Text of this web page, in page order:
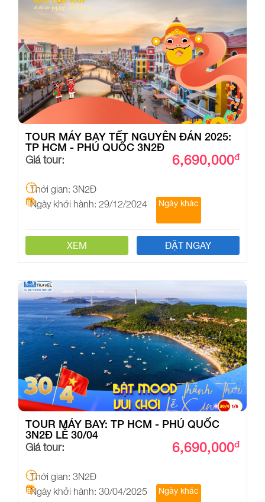
TOUR MÁY BAY TẾT NGUYÊN ĐÁN 2025:
TP HCM - PHÚ QUỐC 3N2Đ
Giá tour: 6,690,000đ
Thời gian: 3N2Đ
Ngày khởi hành: 29/12/2024
Ngày khác
XEM ĐẶT NGAY
TOUR MÁY BAY: TP HCM - PHÚ QUỐC
3N2Đ LỄ 30/04
Giá tour: 6,690,000đ
Thời gian: 3N2Đ
Ngày khởi hành: 30/04/2025
Ngày khác